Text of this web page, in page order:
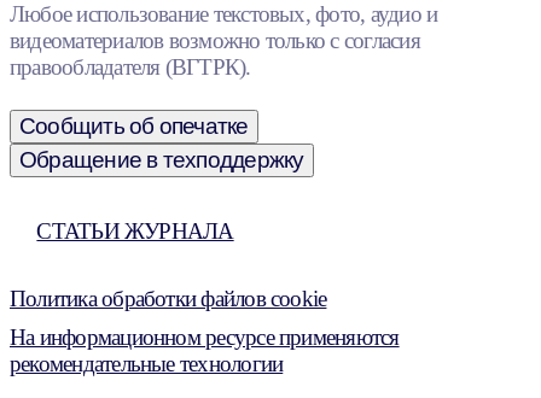
Любое использование текстовых, фото, аудио и
видеоматериалов возможно только с согласия
правообладателя (ВГТРК).
Сообщить об опечатке
Обращение в техподдержку
СТАТЬИ ЖУРНАЛА
Политика обработки файлов cookie
На информационном ресурсе применяются
рекомендательные технологии